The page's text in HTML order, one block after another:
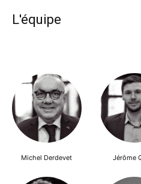
L'équipe
Michel Derdevet Jérôme